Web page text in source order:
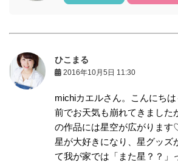
ひこまる
2016年10月5日 11:30
michiカエルさん。こんにち
前でお天気も崩れてきました
の作品には星空が広がりま
星が大好きになり、星グッズ
て我が家では「また星？？」